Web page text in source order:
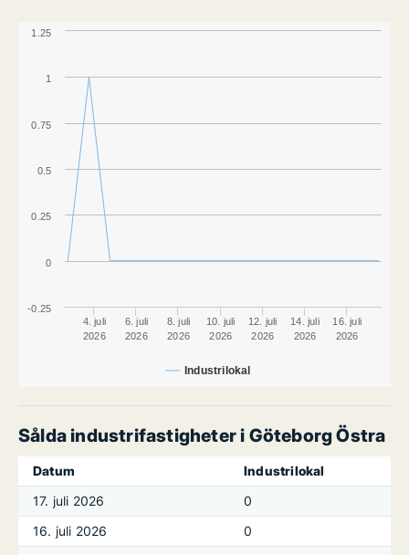
Industrilokal
4. juli
2026
6. juli
2026
8. juli
2026
10. juli
2026
12. juli
2026
14. juli
2026
16. juli
2026
0
1
-0.25
0.25
0.5
0.75
1.25
Sålda industrifastigheter i Göteborg Östra
Datum
Industrilokal
17. juli 2026
0
16. juli 2026
0